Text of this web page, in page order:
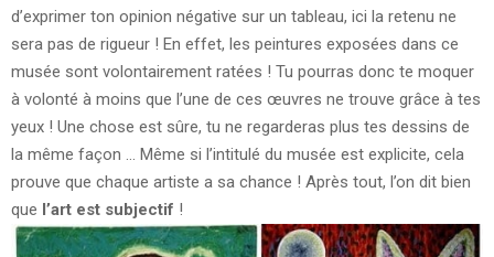
d’exprimer ton opinion négative sur un tableau, ici la retenu ne
sera pas de rigueur ! En effet, les peintures exposées dans ce
musée sont volontairement ratées ! Tu pourras donc te moquer
à volonté à moins que l’une de ces œuvres ne trouve grâce à tes
yeux ! Une chose est sûre, tu ne regarderas plus tes dessins de
la même façon … Même si l’intitulé du musée est explicite, cela
prouve que chaque artiste a sa chance ! Après tout, l’on dit bien
que l’art est subjectif !